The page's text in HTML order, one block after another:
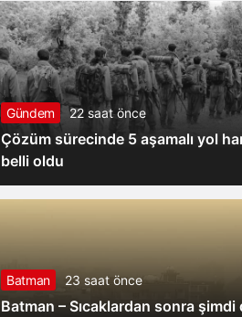
Gündem 22 saat önce
Çözüm sürecinde 5 aşamalı yol
belli oldu
Batman 23 saat önce
Batman – Sıcaklardan sonra şimdi